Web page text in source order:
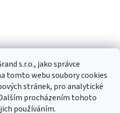
s.r.o., jako správce
tomto webu soubory cookies
stránek, pro analytické
procházením tohoto
používáním.